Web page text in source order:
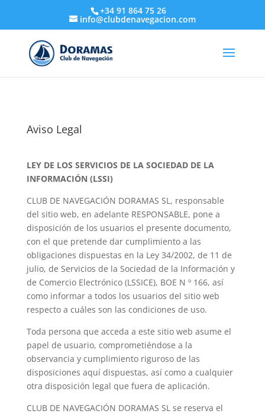
+34 91 864 75 26
info@clubdenavegacion.com
Aviso Legal
LEY DE LOS SERVICIOS DE LA SOCIEDAD DE LA
INFORMACIÓN (LSSI)
CLUB DE NAVEGACIÓN DORAMAS SL, responsable
del sitio web, en adelante RESPONSABLE, pone a
disposición de los usuarios el presente documento,
con el que pretende dar cumplimiento a las
obligaciones dispuestas en la Ley 34/2002, de 11 de
julio, de Servicios de la Sociedad de la Información y
de Comercio Electrónico (LSSICE), BOE N º 166, así
como informar a todos los usuarios del sitio web
respecto a cuáles son las condiciones de uso.
Toda persona que acceda a este sitio web asume el
papel de usuario, comprometiéndose a la
observancia y cumplimiento riguroso de las
disposiciones aquí dispuestas, así como a cualquier
otra disposición legal que fuera de aplicación.
CLUB DE NAVEGACIÓN DORAMAS SL se reserva el